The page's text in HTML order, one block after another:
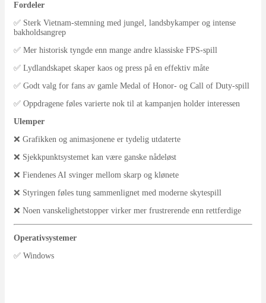
Fordeler
✅ Sterk Vietnam-stemning med jungel, landsbykamper og intense
bakholdsangrep
✅ Mer historisk tyngde enn mange andre klassiske FPS-spill
✅ Lydlandskapet skaper kaos og press på en effektiv måte
✅ Godt valg for fans av gamle Medal of Honor- og Call of Duty-spill
✅ Oppdragene føles varierte nok til at kampanjen holder interessen
Ulemper
❌ Grafikken og animasjonene er tydelig utdaterte
❌ Sjekkpunktsystemet kan være ganske nådeløst
❌ Fiendenes AI svinger mellom skarp og klønete
❌ Styringen føles tung sammenlignet med moderne skytespill
❌ Noen vanskelighetstopper virker mer frustrerende enn rettferdige
Operativsystemer
✅ Windows